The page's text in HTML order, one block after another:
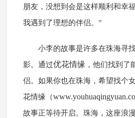
朋友，没想到会是这样顺利和幸
我遇到了理想的伴侣。”
小李的故事是许多在珠海寻
影。通过优花情缘，他们找到了
侣。如果你也在珠海，希望找个
花情缘（
故事正等待开启。珠海，这座浪